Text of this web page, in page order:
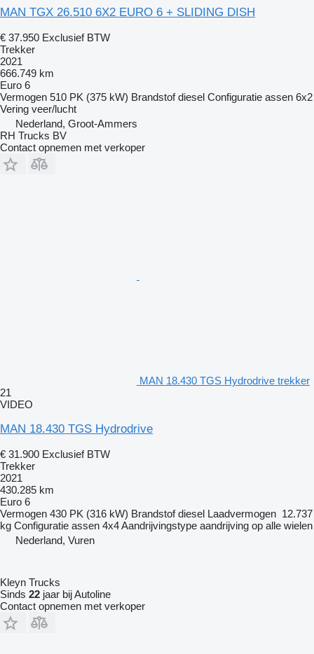
MAN TGX 26.510 6X2 EURO 6 + SLIDING DISH
€ 37.950 Exclusief BTW
Trekker
2021
666.749 km
Euro 6
Vermogen 510 PK (375 kW) Brandstof diesel Configuratie assen 6x2
Vering veer/lucht
Nederland, Groot-Ammers
RH Trucks BV
Contact opnemen met verkoper
MAN 18.430 TGS Hydrodrive trekker
21
VIDEO
MAN 18.430 TGS Hydrodrive
€ 31.900 Exclusief BTW
Trekker
2021
430.285 km
Euro 6
Vermogen 430 PK (316 kW) Brandstof diesel Laadvermogen 12.737
kg Configuratie assen 4x4Aandrijvingstype aandrijving op alle wielen
Nederland, Vuren
Kleyn Trucks
Sinds 22 jaar bij Autoline
Contact opnemen met verkoper